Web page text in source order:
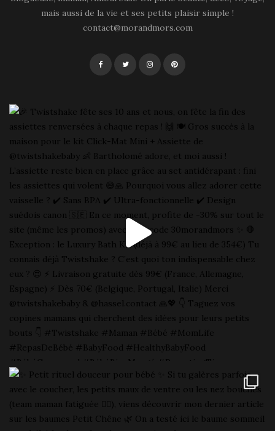
mais aussi de la vie et ses petits plaisir simple !
contact@morandmors.com